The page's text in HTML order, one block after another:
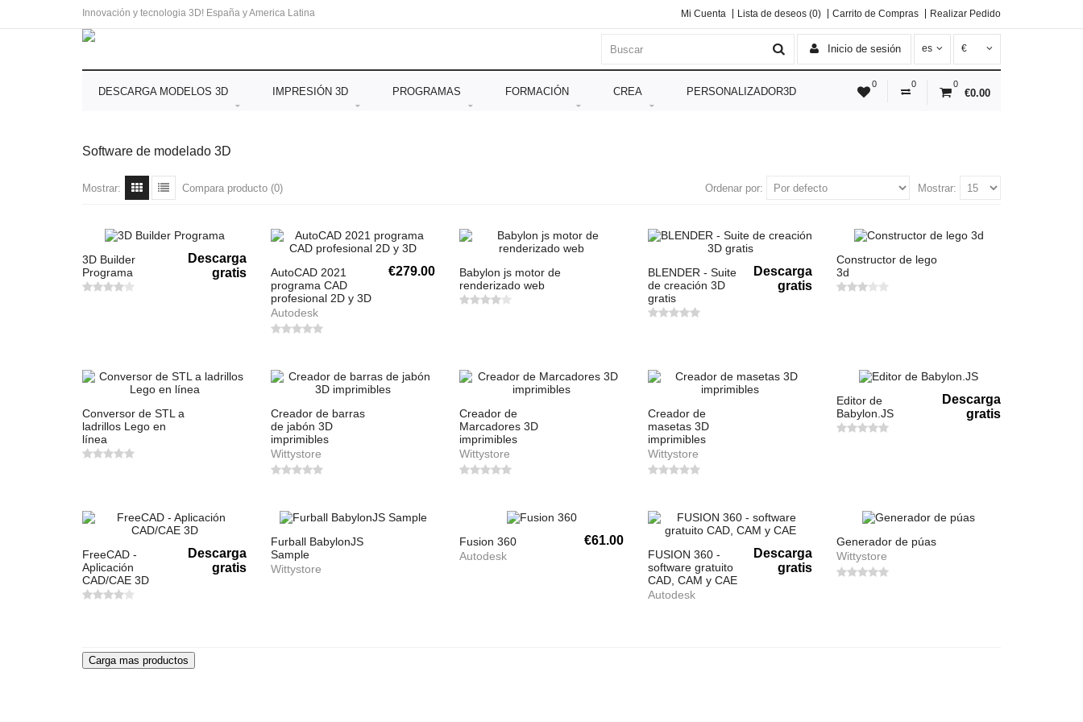
Innovación y tecnologia 3D! España y America Latina Mi Cuenta Lista de deseos (0) Carrito de Compras Realizar Pedido
Inicio de sesión es €
0 0 0
€0.00
DESCARGA MODELOS 3D IMPRESIÓN 3D PROGRAMAS FORMACIÓN CREA PERSONALIZADOR3D
Software de modelado 3D
Mostrar: Mostrar:
Ordenar por:
Compara producto (0)
3D Builder
Programa
Descarga
gratis
AutoCAD 2021
programa CAD
profesional 2D y 3D
Autodesk
€279.00
Babylon js motor de
renderizado web
BLENDER - Suite
de creación 3D
gratis
Descarga
gratis
Constructor de lego
3d
Conversor de STL a
ladrillos Lego en
línea
Creador de barras
de jabón 3D
imprimibles
Wittystore
Creador de
Marcadores 3D
imprimibles
Wittystore
Creador de
masetas 3D
imprimibles
Wittystore
Editor de
Babylon.JS
Descarga
gratis
FreeCAD -
Aplicación
CAD/CAE 3D
Descarga
gratis
Furball BabylonJS
Sample
Wittystore
Fusion 360
Autodesk
€61.00
FUSION 360 -
software gratuito
CAD, CAM y CAE
Autodesk
Descarga
gratis
Generador de púas
Wittystore